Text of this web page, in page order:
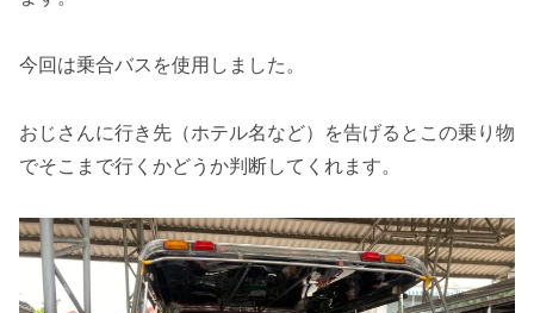
今回は乗合バスを使用しました。
おじさんに行き先（ホテル名など）を告げるとこの乗り物
でそこまで行くかどうか判断してくれます。